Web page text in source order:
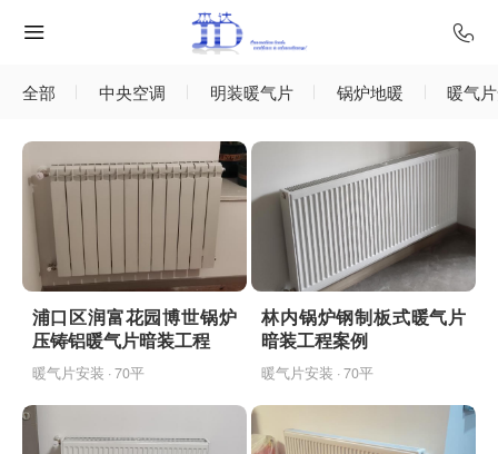
全部 中央空调 明装暖气片 锅炉地暖 暖气
浦口区润富花园博世锅炉
压铸铝暖气片暗装工程
暖气片安装 · 70平
林内锅炉钢制板式暖气片
暗装工程案例
暖气片安装 · 70平